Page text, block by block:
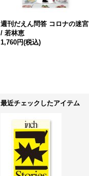
週刊だえん問答 コロナの迷宮
/ 若林恵
1,760円(税込)
最近チェックしたアイテム